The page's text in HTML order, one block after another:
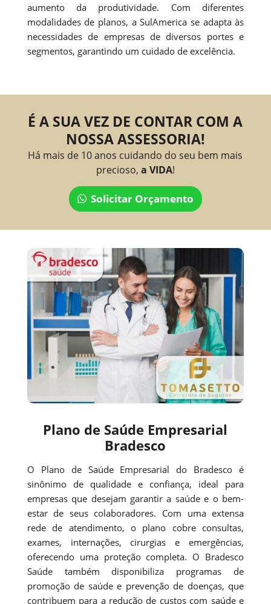
aumento da produtividade. Com diferentes
modalidades de planos, a SulAmerica se adapta às
necessidades de empresas de diversos portes e
segmentos, garantindo um cuidado de excelência.
É A SUA VEZ DE CONTAR COM A
NOSSA ASSESSORIA!
Há mais de 10 anos cuidando do seu bem mais
precioso, a VIDA!
Solicitar Orçamento
Plano de Saúde Empresarial
Bradesco
O Plano de Saúde Empresarial do Bradesco é
sinônimo de qualidade e confiança, ideal para
empresas que desejam garantir a saúde e o bem-
estar de seus colaboradores. Com uma extensa
rede de atendimento, o plano cobre consultas,
exames, internações, cirurgias e emergências,
oferecendo uma proteção completa. O Bradesco
Saúde também disponibiliza programas de
promoção de saúde e prevenção de doenças, que
contribuem para a redução de custos com saúde e